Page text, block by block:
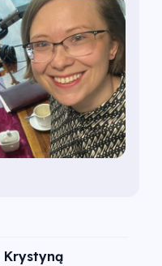
Krystyną